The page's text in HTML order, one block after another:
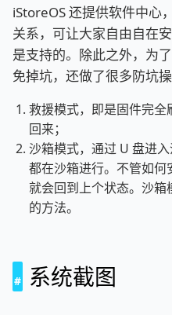
iStoreOS 还提供软件中心
关系，可让大家自由自在
是支持的。除此之外，为
免掉坑，还做了很多防坑操
救援模式，即是固件完
回来；
沙箱模式，通过 U 盘进
都在沙箱进行。不管如
就会回到上个状态。沙
的方法。
系统截图